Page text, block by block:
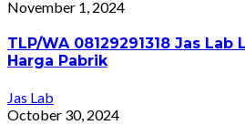
November 1, 2024
TLP/WA 08129291318 Jas Lab
Harga Pabrik
Jas Lab
October 30, 2024